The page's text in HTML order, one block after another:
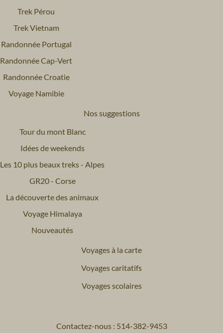
Trek Pérou
Trek Vietnam
Randonnée Portugal
Randonnée Cap-Vert
Randonnée Croatie
Voyage Namibie
Nos suggestions
Tour du mont Blanc
Idées de weekends
Les 10 plus beaux treks - Alpes
GR20 - Corse
La découverte des animaux
Voyage Himalaya
Nouveautés
Voyages à la carte
Voyages caritatifs
Voyages scolaires
Contactez-nous : 514-382-9453